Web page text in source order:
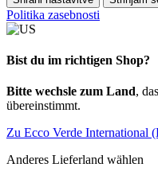
Politika zasebnosti
Bist du im richtigen Shop?
Bitte wechsle zum Land,
übereinstimmt.
Zu Ecco Verde International
Anderes Lieferland wählen